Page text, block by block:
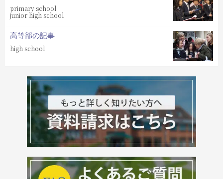
primary school
junior high school
高等部の記事
high school